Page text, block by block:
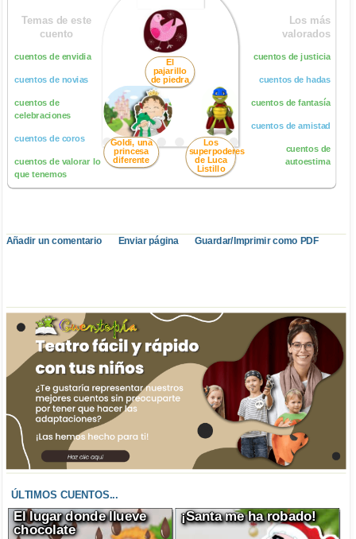
Temas de este
cuento
cuentos de envidia
cuentos de novias
cuentos de
celebraciones
cuentos de coros
cuentos de valorar lo
que tenemos
El
pajarillo
de piedra
Los
superpoderes
de Luca
Listillo
Goldi, una
princesa
diferente
Los más
valorados
cuentos de justicia
cuentos de hadas
cuentos de fantasía
cuentos de amistad
cuentos de
autoestima
Añadir un comentario Enviar página Guardar/Imprimir como PDF
ÚLTIMOS CUENTOS...
El lugar donde llueve
chocolate
¡Santa me ha robado!